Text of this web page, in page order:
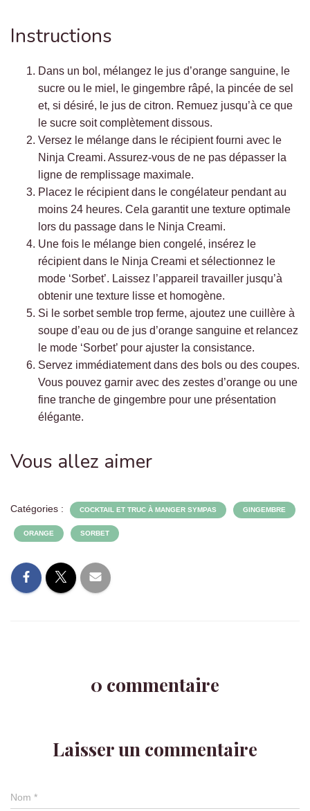
Instructions
Dans un bol, mélangez le jus d’orange sanguine, le
sucre ou le miel, le gingembre râpé, la pincée de sel
et, si désiré, le jus de citron. Remuez jusqu’à ce que
le sucre soit complètement dissous.
Versez le mélange dans le récipient fourni avec le
Ninja Creami. Assurez-vous de ne pas dépasser la
ligne de remplissage maximale.
Placez le récipient dans le congélateur pendant au
moins 24 heures. Cela garantit une texture optimale
lors du passage dans le Ninja Creami.
Une fois le mélange bien congelé, insérez le
récipient dans le Ninja Creami et sélectionnez le
mode ‘Sorbet’. Laissez l’appareil travailler jusqu’à
obtenir une texture lisse et homogène.
Si le sorbet semble trop ferme, ajoutez une cuillère à
soupe d’eau ou de jus d’orange sanguine et relancez
le mode ‘Sorbet’ pour ajuster la consistance.
Servez immédiatement dans des bols ou des coupes.
Vous pouvez garnir avec des zestes d’orange ou une
fine tranche de gingembre pour une présentation
élégante.
Vous allez aimer
Catégories : COCKTAIL ET TRUC À MANGER SYMPAS GINGEMBRE
ORANGE SORBET
0 commentaire
Laisser un commentaire
Nom *